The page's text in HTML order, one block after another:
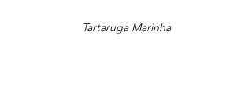
Tartaruga Marinha